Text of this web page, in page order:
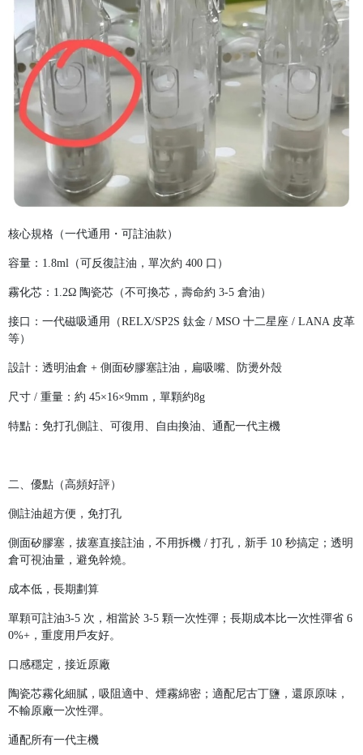
核心規格（一代通用・可註油款）
容量：1.8ml（可反復註油，單次約 400 口）
霧化芯：1.2Ω 陶瓷芯（不可換芯，壽命約 3-5 倉油）
接口：一代磁吸通用（RELX/SP2S 鈦金 / MSO 十二星座 / LANA 皮革
等）
設計：透明油倉 + 側面矽膠塞註油，扁吸嘴、防燙外殼
尺寸 / 重量：約 45×16×9mm，單顆約8g
特點：免打孔側註、可復用、自由換油、通配一代主機
二、優點（高頻好評）
側註油超方便，免打孔
側面矽膠塞，拔塞直接註油，不用拆機 / 打孔，新手 10 秒搞定；透明
倉可視油量，避免幹燒。
成本低，長期劃算
單顆可註油3-5 次，相當於 3-5 顆一次性彈；長期成本比一次性彈省 6
0%+，重度用戶友好。
口感穩定，接近原廠
陶瓷芯霧化細膩，吸阻適中、煙霧綿密；適配尼古丁鹽，還原原味，
不輸原廠一次性彈。
通配所有一代主機